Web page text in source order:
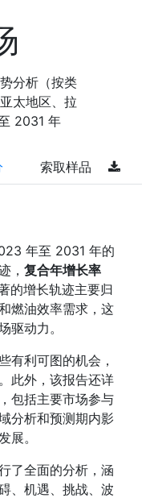
分析（按类
太地区、拉
2031 年
索取样品
年至 2031 年的
， 复合年增长率
的增长轨迹主要归
燃油效率需求，这
驱动力。
有利可图的机会，
此外，该报告还详
包括主要市场参与
分析和预测期内影
展。
了全面的分析，涵
、机遇、挑战、波